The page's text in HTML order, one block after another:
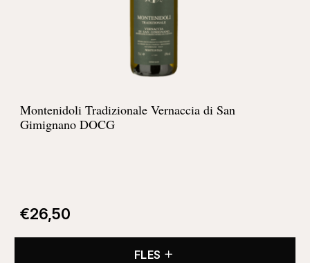
Montenidoli Tradizionale Vernaccia di San
Gimignano DOCG
€26,50
FLES